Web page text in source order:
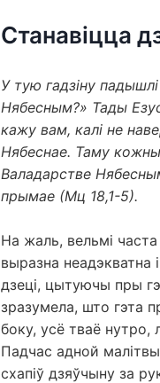
Станавіцца
У тую гадзіну
Нябесным?» Тады Езус
кажу вам, калі не
Нябеснае. Таму
Валадарстве
прымае (Мц 18,1-5).
На жаль, вельмі
выразна
дзеці, цытуючы пры
зразумела, што гэта
боку, усё тваё нутро,
Падчас адной
схапіў дзяўчыну за